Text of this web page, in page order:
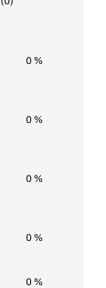
0 %
0 %
0 %
0 %
0 %